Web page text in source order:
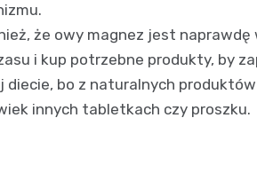
że owy magnez jest
i kup potrzebne produkty, by
diecie, bo z naturalnych
innych tabletkach czy proszku.